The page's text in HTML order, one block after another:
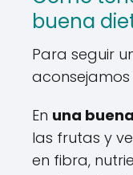
buena
Para seguir
aconsejamos
En una
las frutas y
en fibra,